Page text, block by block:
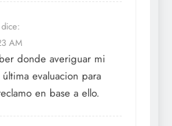
dice:
AM
donde averiguar mi
evaluacion para
en base a ello.